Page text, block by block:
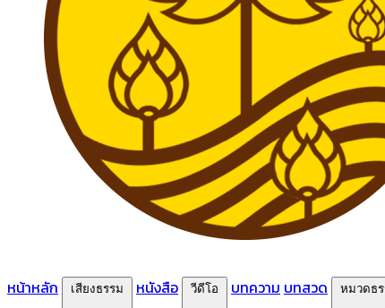
หน้าหลัก หนังสือ บทความ บทสวด